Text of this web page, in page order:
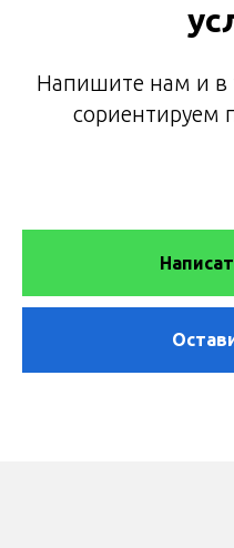
Напишите нам и в
сориентируем